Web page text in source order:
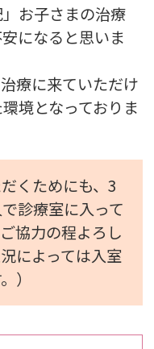
お子さまの治療
になると思いま
療に来ていただけ
境となっておりま
くためにも、3
診療室に入って
協力の程よろし
によっては入室
）